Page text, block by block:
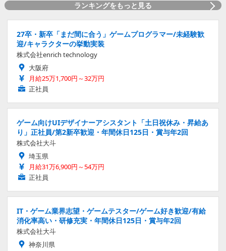
ランキングをもっと見る
27卒・新卒「まだ間に合う」ゲームプログラマー/未経験歓
迎/キャラクターの挙動実装
株式会社enrich technology
大阪府
月給25万1,700円～32万円
正社員
ゲーム向けUIデザイナーアシスタント「土日祝休み・昇給あ
り」正社員/第2新卒歓迎・年間休日125日・賞与年2回
株式会社大斗
埼玉県
月給31万6,900円～54万円
正社員
IT・ゲーム業界志望・ゲームテスター/ゲーム好き歓迎/有給
消化率高い・研修充実・年間休日125日・賞与年2回
株式会社大斗
神奈川県